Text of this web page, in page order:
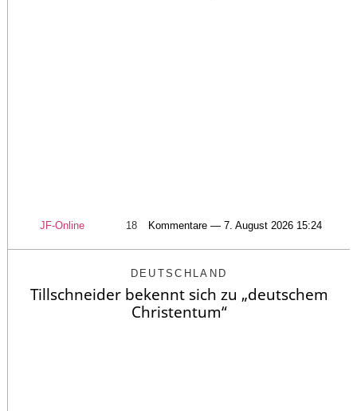
JF-Online 18 Kommentare — 7. August 2026 15:24
DEUTSCHLAND
Tillschneider bekennt sich zu „deutschem
Christentum“